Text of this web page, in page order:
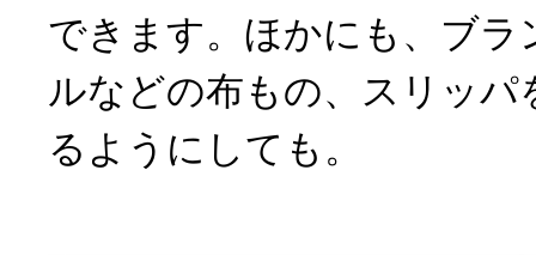
できます。ほかにも、ブラ
ルなどの布もの、スリッ
るようにしても。